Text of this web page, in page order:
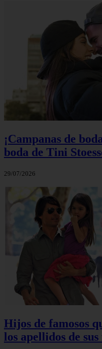
¡Campanas de
boda de Tini
29/07/2026
Hijos de famosos
los apellidos de